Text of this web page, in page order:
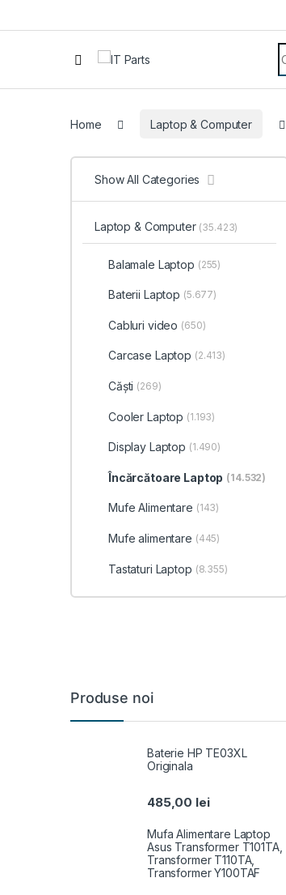
Home Laptop & Computer
Show All Categories
Laptop & Computer (35.423)
Balamale Laptop (255)
Baterii Laptop (5.677)
Cabluri video (650)
Carcase Laptop (2.413)
Căști (269)
Cooler Laptop (1.193)
Display Laptop (1.490)
Încărcătoare Laptop (14.532)
Mufe Alimentare (143)
Mufe alimentare (445)
Tastaturi Laptop (8.355)
Produse noi
Baterie HP TE03XL
Originala
485,00 lei
Mufa Alimentare Laptop
Asus Transformer T101TA,
Transformer T110TA,
Transformer Y100TAF